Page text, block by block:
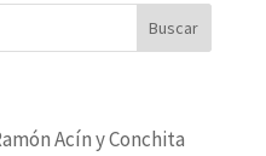
Acín y Conchita